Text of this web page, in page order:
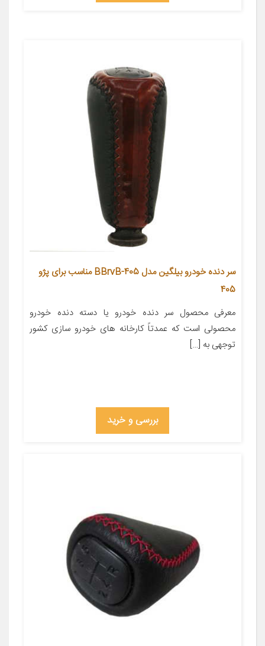
سر دنده خودرو بیلگین مدل 405-BBrvB مناسب برای پژو
405
معرفی محصول سر دنده خودرو یا دسته دنده خودرو
محصولی است که عمدتاً کارخانه های خودرو سازی کشور
توجهی به […]
بررسی و خرید